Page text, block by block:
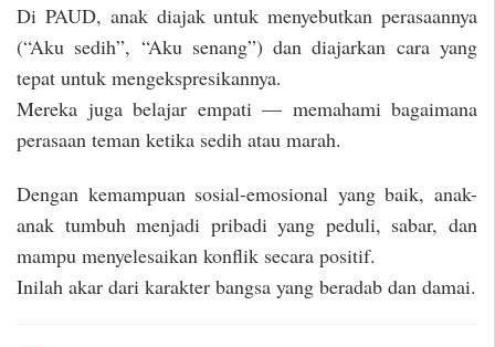
Di PAUD, anak diajak untuk menyebutkan perasaannya
(“Aku sedih”, “Aku senang”) dan diajarkan cara yang
tepat untuk mengekspresikannya.
Mereka juga belajar empati — memahami bagaimana
perasaan teman ketika sedih atau marah.
Dengan kemampuan sosial-emosional yang baik, anak-
anak tumbuh menjadi pribadi yang peduli, sabar, dan
mampu menyelesaikan konflik secara positif.
Inilah akar dari karakter bangsa yang beradab dan damai.